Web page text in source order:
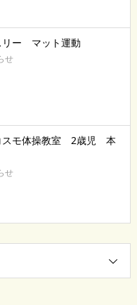
ー マット運動
せ
モ体操教室 2歳児 本
せ